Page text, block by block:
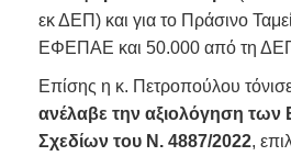
εκ ΔΕΠ) και για το Πράσινο
ΕΦΕΠΑΕ και 50.000 από τη
Επίσης η κ. Πετροπούλου
ανέλαβε την αξιολόγηση των
Σχεδίων του Ν. 4887/2022,